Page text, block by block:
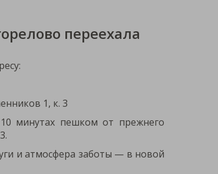
переехала
1, к. 3
минутах пешком от прежнего
и атмосфера заботы — в новой